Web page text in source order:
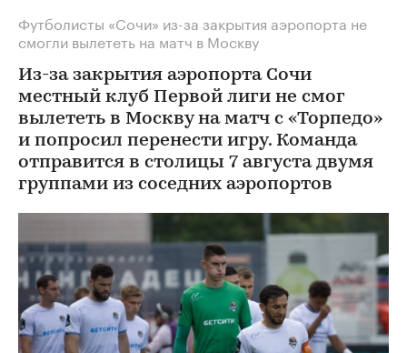
Футболисты «Сочи» из-за закрытия аэропорта не
смогли вылететь на матч в Москву
Из-за закрытия аэропорта Сочи
местный клуб Первой лиги не смог
вылететь в Москву на матч с «Торпедо»
и попросил перенести игру. Команда
отправится в столицы 7 августа двумя
группами из соседних аэропортов